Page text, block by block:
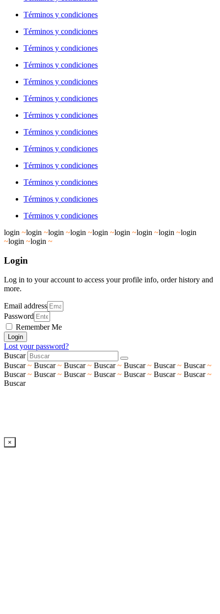
Términos y condiciones
Términos y condiciones
Términos y condiciones
Términos y condiciones
Términos y condiciones
Términos y condiciones
Términos y condiciones
Términos y condiciones
Términos y condiciones
Términos y condiciones
Términos y condiciones
Términos y condiciones
Términos y condiciones
login ~login ~login ~login ~login ~login ~login ~login ~login
~login ~login ~
Login
Log in to your account to access your profile info, order history and
more.
Email address
Password
Remember Me
Login
Lost your password?
Buscar
Buscar~ Buscar~ Buscar~ Buscar~ Buscar~ Buscar~ Buscar~
Buscar~ Buscar~ Buscar~ Buscar~ Buscar~ Buscar~ Buscar~
Buscar
×